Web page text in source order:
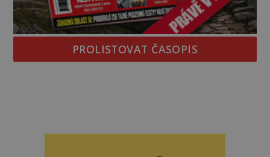
PROLISTOVAT ČASOPIS